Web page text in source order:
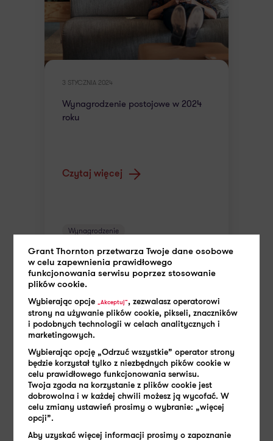
3 STYCZNIA 2024
Wynagrodzenie postojowe w 2024
roku
Czytaj więcej
Wynagrodzenie
Grant Thornton przetwarza Twoje dane osobowe
w celu zapewnienia prawidłowego
funkcjonowania serwisu poprzez stosowanie
plików cookie.
Wybierając opcje„Akceptuj”, zezwalasz operatorowi
strony na używanie plików cookie, pikseli, znaczników
i podobnych technologii w celach analitycznych i
marketingowych.
Wybierając opcję „Odrzuć wszystkie” operator strony
będzie korzystał tylko z niezbędnych pików cookie w
celu prawidłowego funkcjonowania serwisu.
Twoja zgoda na korzystanie z plików cookie jest
dobrowolna i w każdej chwili możesz ją wycofać. W
celu zmiany ustawień prosimy o wybranie: „więcej
opcji”.
Aby uzyskać więcej informacji prosimy o zapoznanie